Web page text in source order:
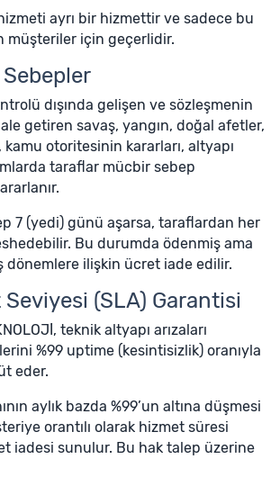
ayrı bir hizmettir ve sadece bu
müşteriler için geçerlidir.
dışında gelişen ve sözleşmenin
getiren savaş, yangın, doğal afetler,
kamu otoritesinin kararları, altyapı
taraflar mücbir sebep
7 (yedi) günü aşarsa, taraflardan her
Bu durumda ödenmiş ama
dönemlere ilişkin ücret iade edilir.
(SLA) Garantisi
teknik altyapı arızaları
%99 uptime (kesintisizlik) oranıyla
eder.
aylık bazda %99’un altına düşmesi
orantılı olarak hizmet süresi
iadesi sunulur. Bu hak talep üzerine